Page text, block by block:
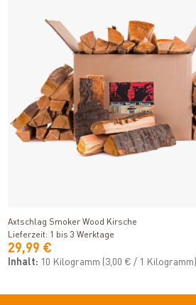
Axtschlag Smoker Wood Kirsche
Lieferzeit: 1 bis 3 Werktage
29,99 €
Inhalt: 10 Kilogramm (3,00 € / 1 Kilogramm)